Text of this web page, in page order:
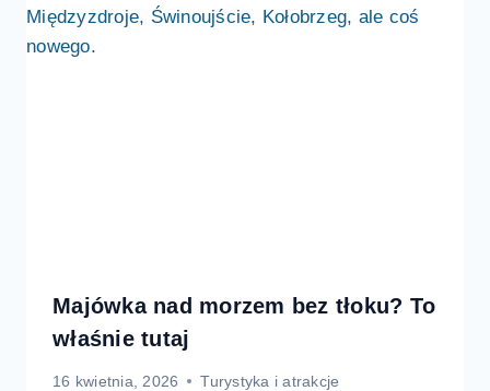
Majówka nad morzem bez tłoku? To
właśnie tutaj
16 kwietnia, 2026 Turystyka i atrakcje